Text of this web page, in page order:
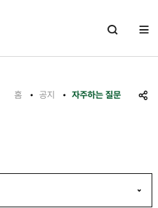
열
홈 공지 자주하는 질문